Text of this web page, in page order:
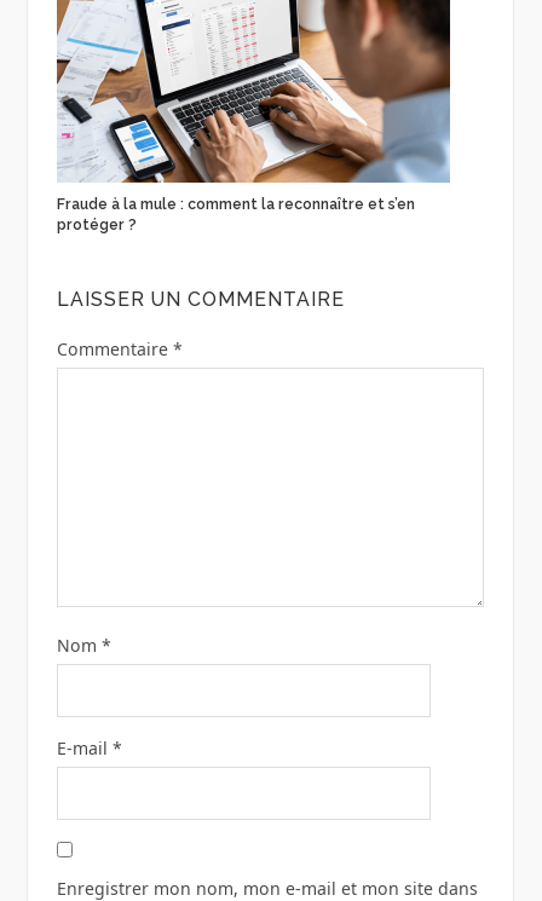
Fraude à la mule : comment la reconnaître et s’en
protéger ?
LAISSER UN COMMENTAIRE
Commentaire *
Nom *
E-mail *
Enregistrer mon nom, mon e-mail et mon site dans